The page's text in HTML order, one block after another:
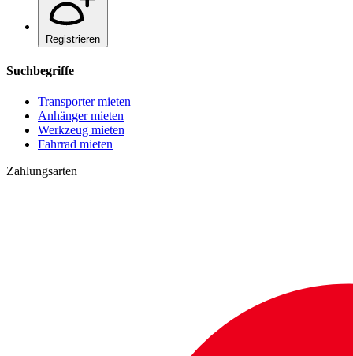
Registrieren
Suchbegriffe
Transporter mieten
Anhänger mieten
Werkzeug mieten
Fahrrad mieten
Zahlungsarten